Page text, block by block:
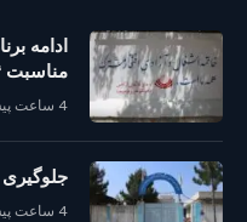
ادامه
مناسبت ۲۴ اسد در ولایت کندز
4 ساعت پیش
جلوگیری
4 ساعت پیش